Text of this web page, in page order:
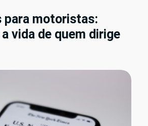
para motoristas:
vida de quem dirige